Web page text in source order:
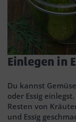
Einlegen in
Du kannst
oder Essig
Resten von
und Essig